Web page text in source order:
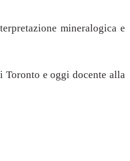
mineralogica e
Toronto e oggi docente alla